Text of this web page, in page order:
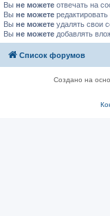
Вы не можете отвечать на
Вы не можете
Вы не можете удалять свои
Вы не можете добавлять
Список форумов
Создано на